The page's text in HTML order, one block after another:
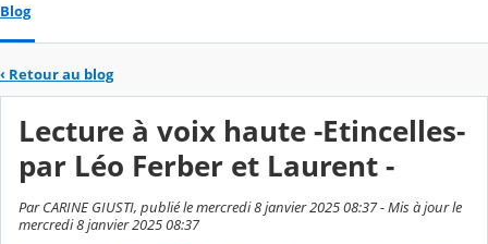
Blog
‹ Retour au blog
Lecture à voix haute -Etincelles-
par Léo Ferber et Laurent -
Par CARINE GIUSTI, publié le mercredi 8 janvier 2025 08:37 - Mis à jour le
mercredi 8 janvier 2025 08:37